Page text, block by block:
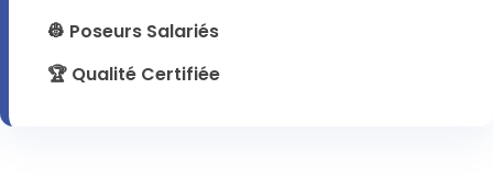
👷 Poseurs Salariés
🏆 Qualité Certifiée